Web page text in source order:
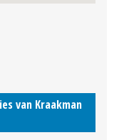
van Kraakman